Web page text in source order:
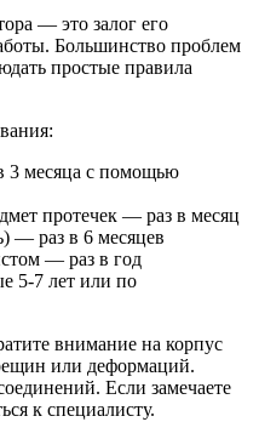
— это залог его
Большинство проблем
простые правила
3 месяца с помощью
протечек — раз в месяц
— раз в 6 месяцев
— раз в год
5-7 лет или по
внимание на корпус
или деформаций.
Если замечаете
к специалисту.